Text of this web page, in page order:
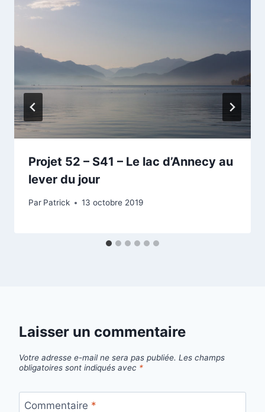
Projet 52 – S41 – Le lac d’Annecy au
lever du jour
Par Patrick 13 octobre 2019
Laisser un commentaire
Votre adresse e-mail ne sera pas publiée. Les champs
obligatoires sont indiqués avec *
Commentaire *